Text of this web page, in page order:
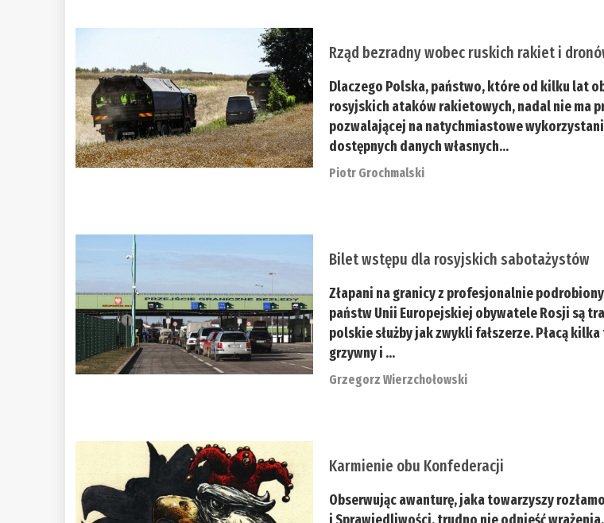
Rząd bezradny wobec ruskich rakiet i
Dlaczego Polska, państwo, które od kilku lat
rosyjskich ataków rakietowych, nadal nie ma
pozwalającej na natychmiastowe
dostępnych danych własnych...
Piotr Grochmalski
Bilet wstępu dla rosyjskich sabotażystów
Złapani na granicy z profesjonalnie
państw Unii Europejskiej obywatele Rosji są
polskie służby jak zwykli fałszerze. Płacą
grzywny i ...
Grzegorz Wierzchołowski
Karmienie obu Konfederacji
Obserwując awanturę, jaka towarzyszy